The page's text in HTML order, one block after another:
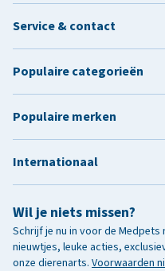
Wil je niets missen?
Schrijf je nu in voor de
nieuwtjes, leuke acties,
onze dierenarts. Voorwaarden
Service & contact
Populaire categorieën
Populaire merken
Internationaal